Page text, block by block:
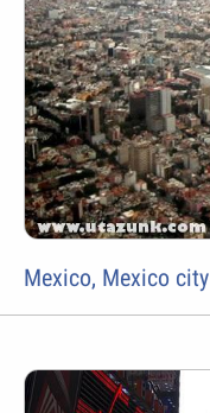
Mexico, Mexico city